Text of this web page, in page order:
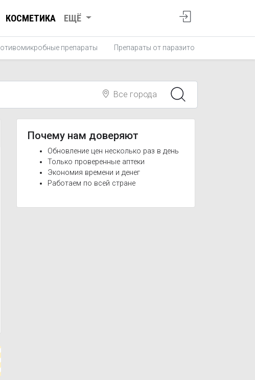
КОСМЕТИКА ЕЩЁ
препараты Препараты от паразитов
Все города
Почему нам доверяют
Обновление цен несколько раз в день
Только проверенные аптеки
Экономия времени и денег
Работаем по всей стране